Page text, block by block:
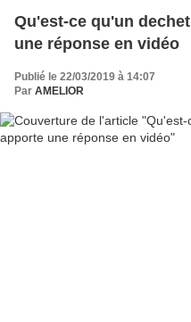
Qu'est-ce qu'un
une réponse en vidéo
Publié le 22/03/2019 à 14:07
Par AMELIOR